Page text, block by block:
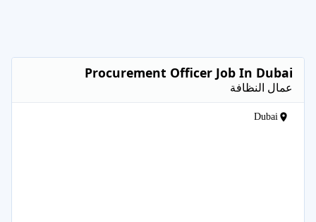
Procurement Officer Job In Dubai
عمال النظافة
Dubai